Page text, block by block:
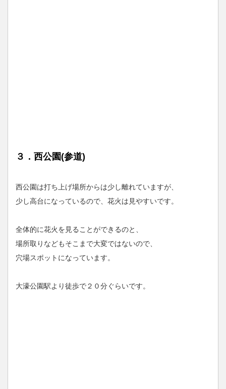
３．西公園(参道)
西公園は打ち上げ場所からは少し離れていますが、
少し高台になっているので、花火は見やすいです。
全体的に花火を見ることができるのと、
場所取りなどもそこまで大変ではないので、
穴場スポットになっています。
大濠公園駅より徒歩で２０分ぐらいです。